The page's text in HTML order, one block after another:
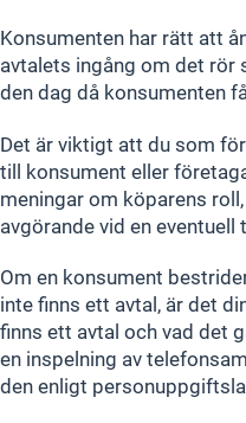
Konsumenten har rätt att
avtalets ingång om det rör
den dag då konsumenten
Det är viktigt att du som
till konsument eller
meningar om köparens
avgörande vid en eventuell
Om en konsument
inte finns ett avtal, är det
finns ett avtal och vad det
en inspelning av
den enligt